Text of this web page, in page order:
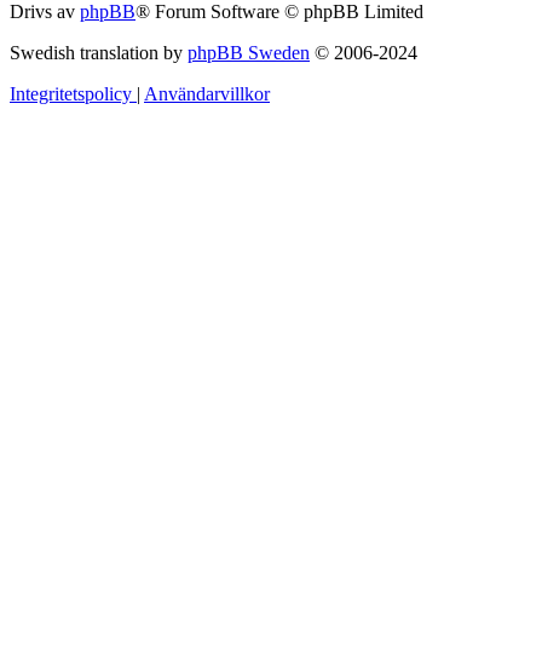
Drivs av phpBB® Forum Software © phpBB Limited
Swedish translation by phpBB Sweden © 2006-2024
Integritetspolicy Användarvillkor